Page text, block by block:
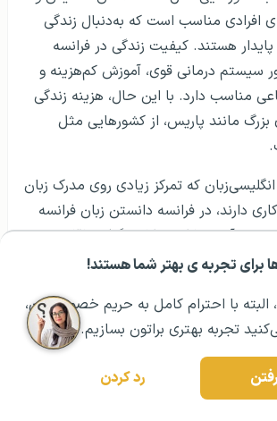
برای تجربه ی بهتر شما هستند!
البته با احترام کامل به حریم خصوصیتون،
تجربه بهتری براتون بسازیم.
رد کردن
۰۲۱ ۴۳۰۰۰ ۰۲۱ رزرو مشاوره تخصصی
افرادی مناسب است که به‌دنبال زندگی
هستند. کیفیت زندگی در فرانسه
سیستم درمانی قوی، آموزش کم‌هزینه و
مناسب دارد. با این حال، هزینه زندگی
بزرگ مانند پاریس، از کشورهایی مثل
که تمرکز زیادی روی مدرک زبان
دارند، در فرانسه دانستن زبان فرانسه
آن پیدا کردن کار و گرفتن اقامت
روندهای اداری در فرانسه معمولاً
شما اقامت بلندمدت، دریافت تابعیت
از خدمات اجتماعی قوی است، فرانسه
اما در مقایسه با کشورهایی مانند
به فرانسه پیچیده‌تر و سخت‌گیرانه‌تر